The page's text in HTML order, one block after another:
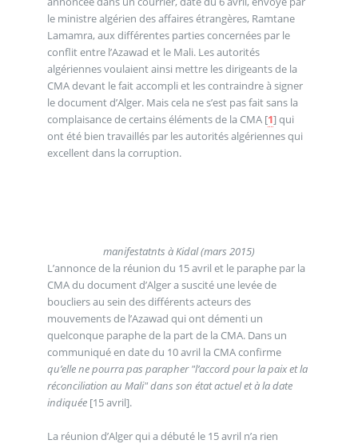
le ministre algérien des affaires étrangères, Ramtane
Lamamra, aux différentes parties concernées par le
conflit entre l’Azawad et le Mali. Les autorités
algériennes voulaient ainsi mettre les dirigeants de la
CMA devant le fait accompli et les contraindre à signer
le document d’Alger. Mais cela ne s’est pas fait sans la
complaisance de certains éléments de la CMA[1]qui
ont été bien travaillés par les autorités algériennes qui
excellent dans la corruption.
manifestatnts à Kidal (mars 2015)
L’annonce de la réunion du 15 avril et le paraphe par la
CMA du document d’Alger a suscité une levée de
boucliers au sein des différents acteurs des
mouvements de l’Azawad qui ont démenti un
quelconque paraphe de la part de la CMA. Dans un
communiqué en date du 10 avril la CMA confirme
qu’elle ne pourra pas parapher "l’accord pour la paix et la
réconciliation au Mali" dans son état actuel et à la date
indiquée[15 avril].
La réunion d’Alger qui a débuté le 15 avril n’a rien